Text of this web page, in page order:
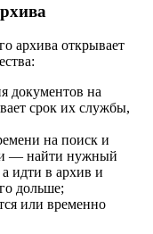
архива открывает
документов на
срок их службы,
на поиск и
— найти нужный
идти в архив и
дольше;
или временно